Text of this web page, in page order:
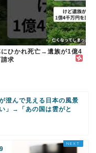
にひかれ死亡→遺族が1億4
求
澄んで見える日本の風景
」→「あの国は雲がと